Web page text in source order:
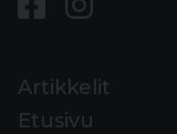
Artikkelit
Etusivu